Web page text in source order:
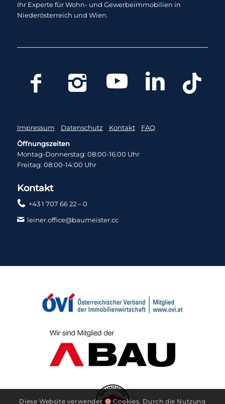
Ihr Experte für Wohn- und Gewerbeimmobilien in
Niederösterreich und Wien.
Impressum Datenschutz Kontakt FAQ
Öffnungszeiten
Montag-Donnerstag: 08:00-16:00 Uhr
Freitag: 08:00-14:00 Uhr
Kontakt
+43 1 707 66 22 – 0
leiner.office@baumeister.cc
Diese Website verwendet Cookies. Durch die Nutzung